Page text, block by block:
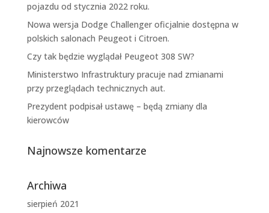
pojazdu od stycznia 2022 roku.
Nowa wersja Dodge Challenger oficjalnie dostępna w
polskich salonach Peugeot i Citroen.
Czy tak będzie wyglądał Peugeot 308 SW?
Ministerstwo Infrastruktury pracuje nad zmianami
przy przeglądach technicznych aut.
Prezydent podpisał ustawę – będą zmiany dla
kierowców
Najnowsze komentarze
Archiwa
sierpień 2021